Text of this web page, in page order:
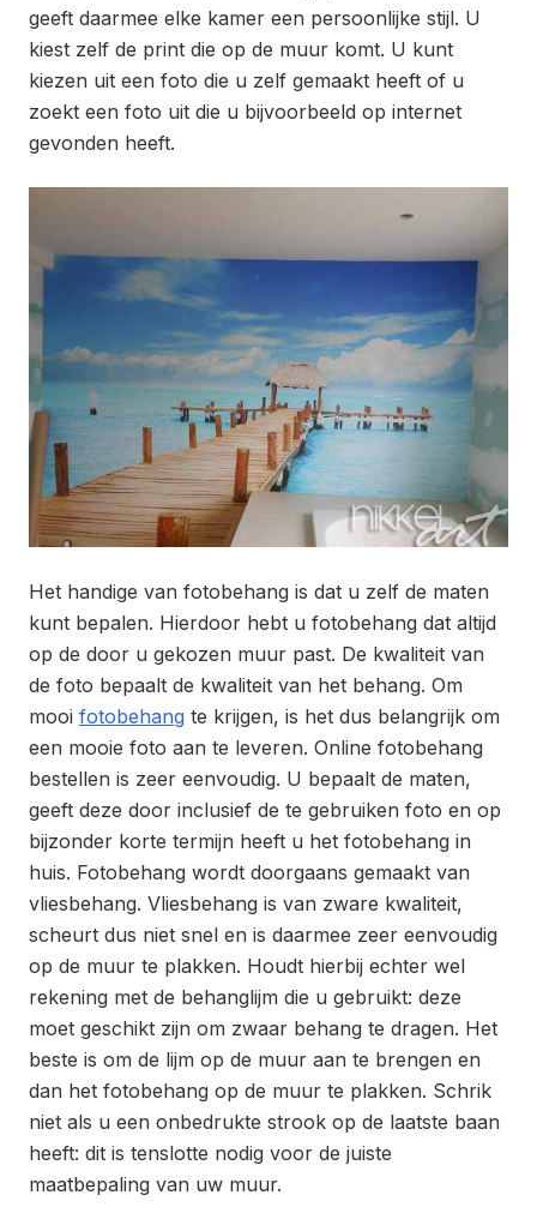
geeft daarmee elke kamer een persoonlijke stijl. U
kiest zelf de print die op de muur komt. U kunt
kiezen uit een foto die u zelf gemaakt heeft of u
zoekt een foto uit die u bijvoorbeeld op internet
gevonden heeft.
Het handige van fotobehang is dat u zelf de maten
kunt bepalen. Hierdoor hebt u fotobehang dat altijd
op de door u gekozen muur past. De kwaliteit van
de foto bepaalt de kwaliteit van het behang. Om
mooi fotobehang te krijgen, is het dus belangrijk om
een mooie foto aan te leveren. Online fotobehang
bestellen is zeer eenvoudig. U bepaalt de maten,
geeft deze door inclusief de te gebruiken foto en op
bijzonder korte termijn heeft u het fotobehang in
huis. Fotobehang wordt doorgaans gemaakt van
vliesbehang. Vliesbehang is van zware kwaliteit,
scheurt dus niet snel en is daarmee zeer eenvoudig
op de muur te plakken. Houdt hierbij echter wel
rekening met de behanglijm die u gebruikt: deze
moet geschikt zijn om zwaar behang te dragen. Het
beste is om de lijm op de muur aan te brengen en
dan het fotobehang op de muur te plakken. Schrik
niet als u een onbedrukte strook op de laatste baan
heeft: dit is tenslotte nodig voor de juiste
maatbepaling van uw muur.